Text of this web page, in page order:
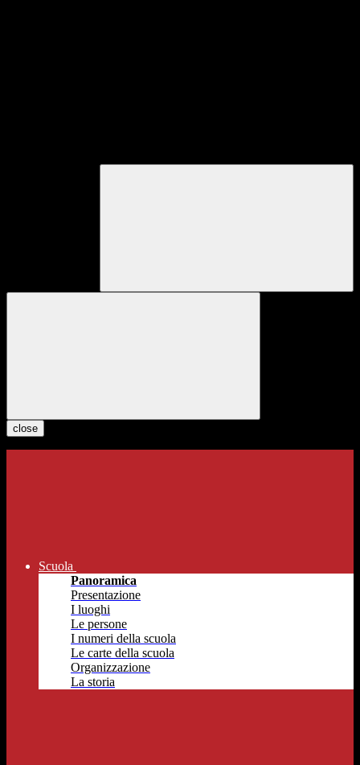
close
Scuola
Panoramica
Presentazione
I luoghi
Le persone
I numeri della scuola
Le carte della scuola
Organizzazione
La storia